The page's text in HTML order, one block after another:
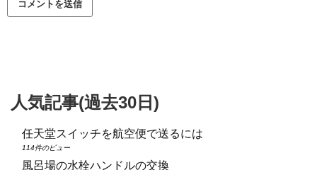
人気記事(過去30日)
任天堂スイッチを航空便で送るには
114件のビュー
風呂場の水栓ハンドルの交換